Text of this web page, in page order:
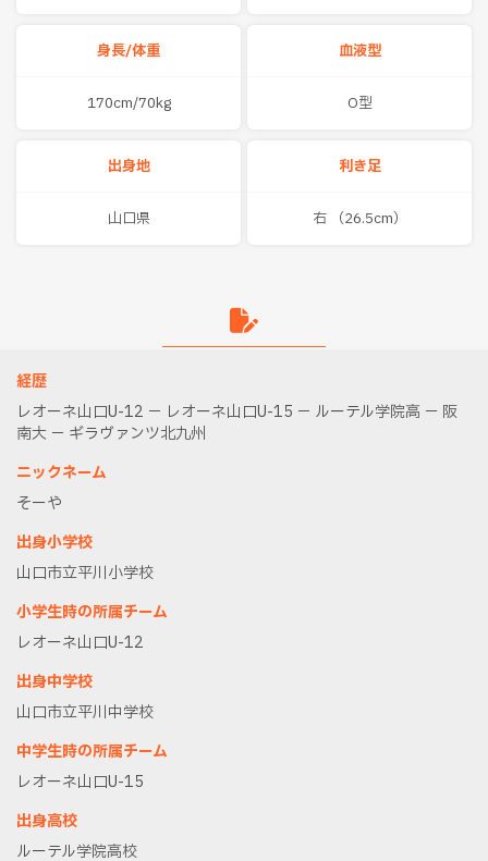
身長/体重
170cm/70kg
血液型
O型
出身地
山口県
利き足
右 （26.5cm）
経歴
レオーネ山口U-12 － レオーネ山口U-15 － ルーテル学院高 － 阪
南大 － ギラヴァンツ北九州
ニックネーム
そーや
出身小学校
山口市立平川小学校
小学生時の所属チーム
レオーネ山口U-12
出身中学校
山口市立平川中学校
中学生時の所属チーム
レオーネ山口U-15
出身高校
ルーテル学院高校